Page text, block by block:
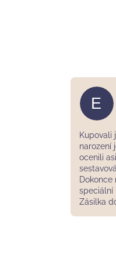
E
Kupovali
narození
ocenili
speciální
Zásilka